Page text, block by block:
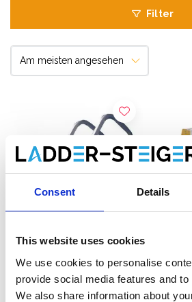
Consent Details
This website uses cookies
We use cookies to personalise
provide social media features and
We also share information about
Filter
Firstüberwurfbügel -
Firsthaltebügel Leiter